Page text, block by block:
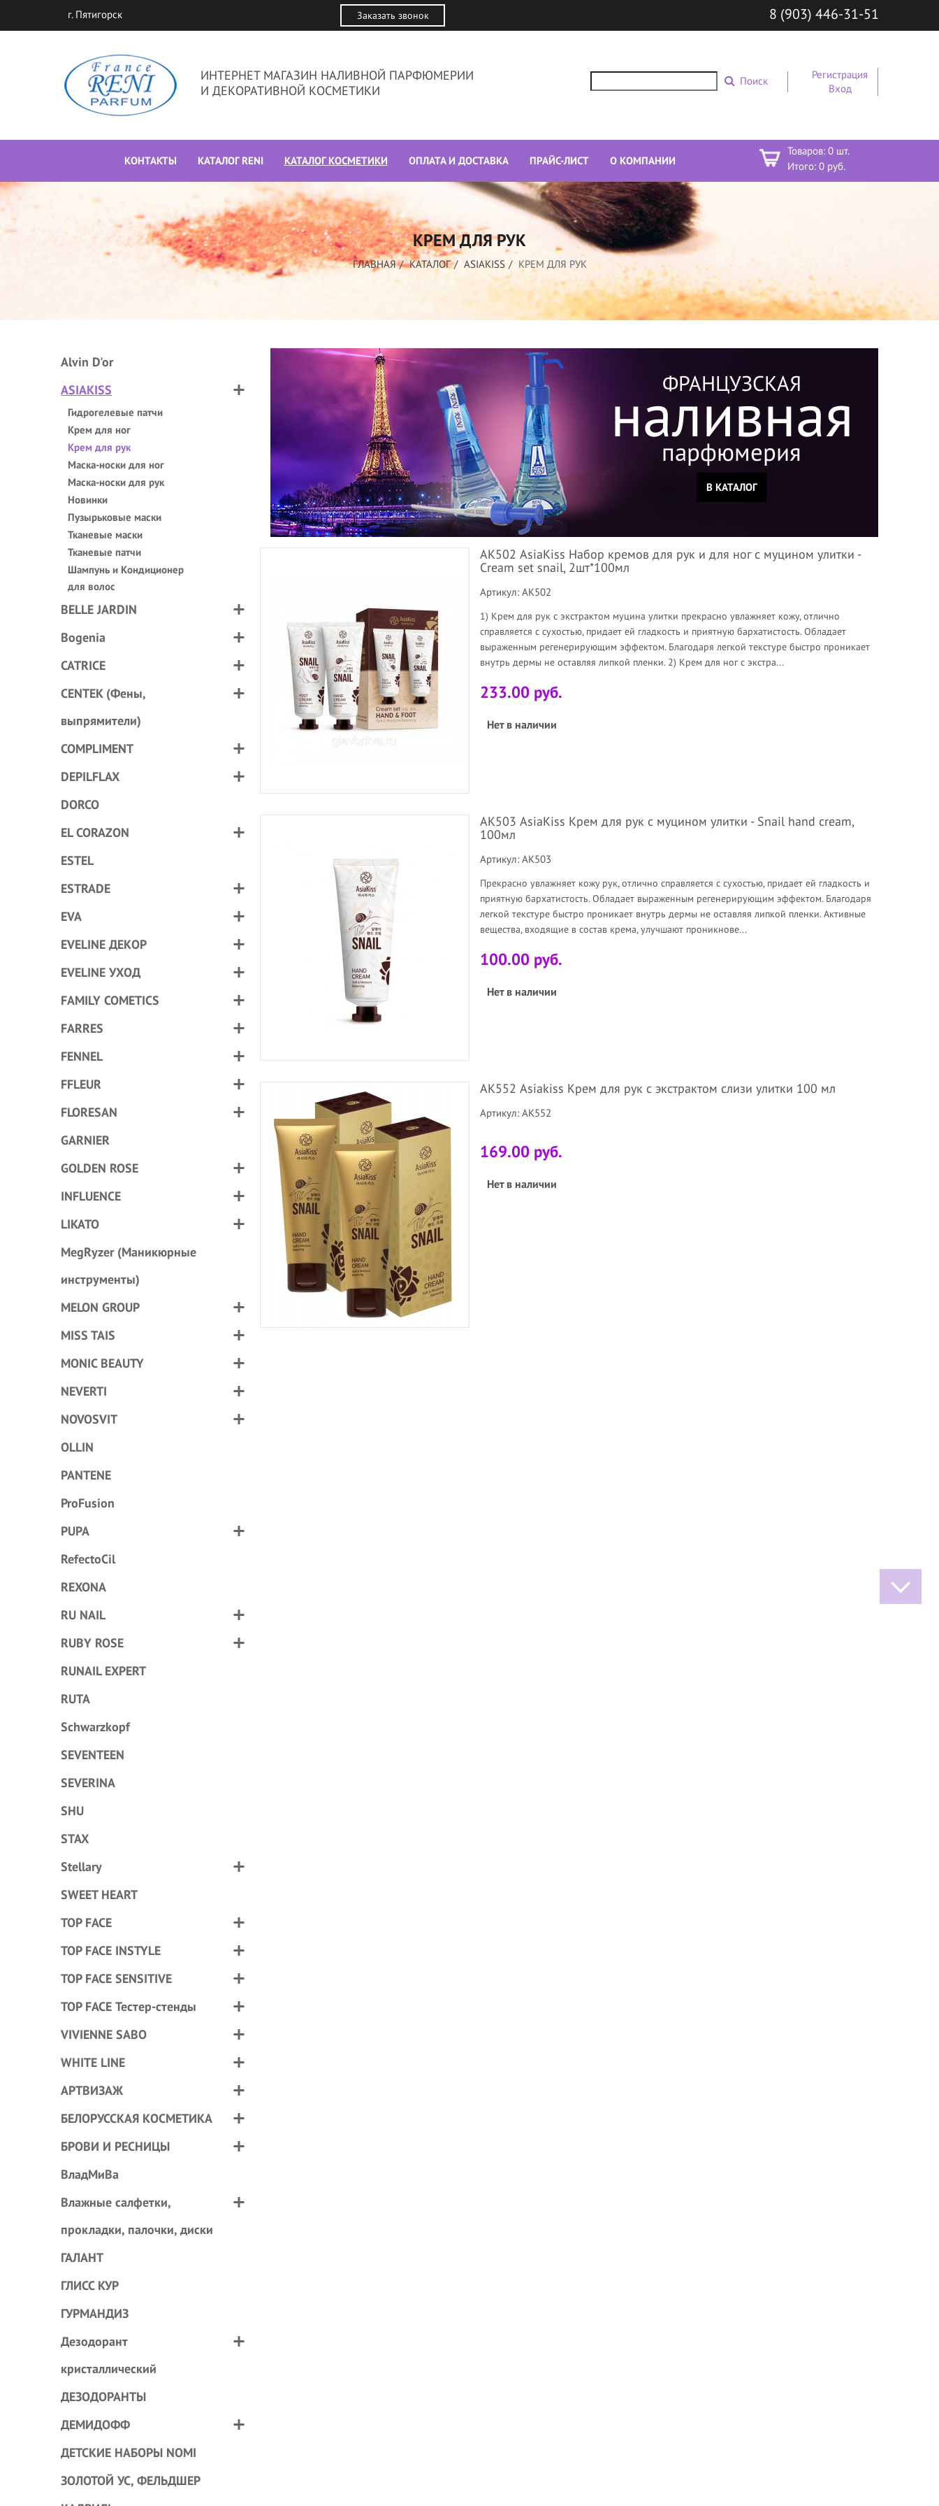
г. Пятигорск Заказать звонок 8 (903) 446-31-51
ИНТЕРНЕТ МАГАЗИН НАЛИВНОЙ ПАРФЮМЕРИИ
И ДЕКОРАТИВНОЙ КОСМЕТИКИ
Поиск
Регистрация
Вход
КОНТАКТЫ КАТАЛОГ RENI КАТАЛОГ КОСМЕТИКИ ОПЛАТА И ДОСТАВКА ПРАЙС-ЛИСТ О КОМПАНИИ
Товаров: 0 шт.
Итого: 0 руб.
КРЕМ ДЛЯ РУК
ГЛАВНАЯ КАТАЛОГ ASIAKISS КРЕМ ДЛЯ РУК
Alvin D'or
ASIAKISS
Гидрогелевые патчи
Крем для ног
Крем для рук
Маска-носки для ног
Маска-носки для рук
Новинки
Пузырьковые маски
Тканевые маски
Тканевые патчи
Шампунь и Кондиционер
для волос
BELLE JARDIN
Bogenia
CATRICE
CENTEK (Фены,
выпрямители)
COMPLIMENT
DEPILFLAX
DORCO
EL CORAZON
ESTEL
ESTRADE
EVA
EVELINE ДЕКОР
EVELINE УХОД
FAMILY COMETICS
FARRES
FENNEL
FFLEUR
FLORESAN
GARNIER
GOLDEN ROSE
INFLUENCE
LIKATO
MegRyzer (Маникюрные
инструменты)
MELON GROUP
MISS TAIS
MONIC BEAUTY
NEVERTI
NOVOSVIT
OLLIN
PANTENE
ProFusion
PUPA
RefectoCil
REXONA
RU NAIL
RUBY ROSE
RUNAIL EXPERT
RUTA
Schwarzkopf
SEVENTEEN
SEVERINA
SHU
STAX
Stellary
SWEET HEART
TOP FACE
TOP FACE INSTYLE
TOP FACE SENSITIVE
TOP FACE Тестер-стенды
VIVIENNE SABO
WHITE LINE
АРТВИЗАЖ
БЕЛОРУССКАЯ КОСМЕТИКА
БРОВИ И РЕСНИЦЫ
ВладМиВа
Влажные салфетки,
прокладки, палочки, диски
ГАЛАНТ
ГЛИСС КУР
ГУРМАНДИЗ
Дезодорант
кристаллический
ДЕЗОДОРАНТЫ
ДЕМИДОФФ
ДЕТСКИЕ НАБОРЫ NOMI
ЗОЛОТОЙ УС, ФЕЛЬДШЕР
ФРАНЦУЗСКАЯ
наливная
парфюмерия
В КАТАЛОГ
АК502 AsiaKiss Набор кремов для рук и для ног с муцином улитки -
Cream set snail, 2шт*100мл
Артикул: АК502
1) Крем для рук с экстрактом муцина улитки прекрасно увлажняет кожу, отлично
справляется с сухостью, придает ей гладкость и приятную бархатистость. Обладает
выраженным регенерирующим эффектом. Благодаря легкой текстуре быстро проникает
внутрь дермы не оставляя липкой пленки. 2) Крем для ног с экстра...
233.00 руб.
Нет в наличии
АК503 AsiaKiss Крем для рук с муцином улитки - Snail hand cream,
100мл
Артикул: АК503
Прекрасно увлажняет кожу рук, отлично справляется с сухостью, придает ей гладкость и
приятную бархатистость. Обладает выраженным регенерирующим эффектом. Благодаря
легкой текстуре быстро проникает внутрь дермы не оставляя липкой пленки. Активные
вещества, входящие в состав крема, улучшают проникнове...
100.00 руб.
Нет в наличии
АК552 Asiakiss Крем для рук с экстрактом слизи улитки 100 мл
Артикул: АК552
169.00 руб.
Нет в наличии